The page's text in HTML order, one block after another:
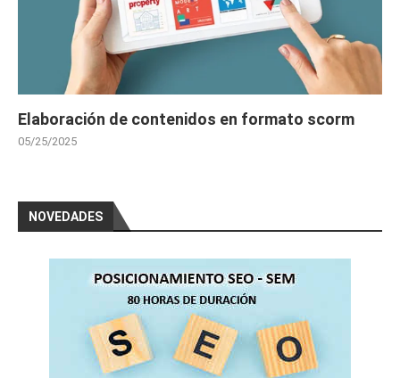
Elaboración de contenidos en formato scorm
05/25/2025
NOVEDADES